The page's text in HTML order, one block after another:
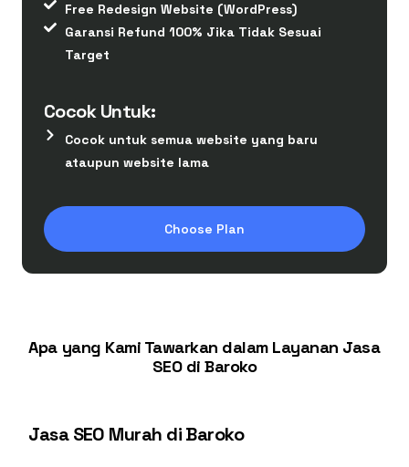
Free Redesign Website (WordPress)
Garansi Refund 100% Jika Tidak Sesuai
Target
Cocok Untuk:
Cocok untuk semua website yang baru
ataupun website lama
Choose Plan
Apa yang Kami Tawarkan dalam Layanan Jasa
SEO di Baroko
Jasa SEO Murah di Baroko